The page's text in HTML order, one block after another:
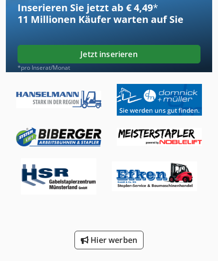
Inserieren Sie jetzt ab € 4,49*
11 Millionen Käufer warten auf Sie
Jetzt inserieren
*pro Inserat/Monat
Hier werben